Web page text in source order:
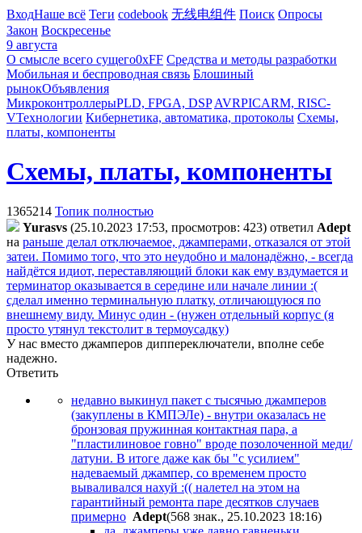
ВходНаше всё Теги codebook 无线电组件 Поиск Опросы
Закон Воскресенье
9 августа
О смысле всего сущего0xFF Средства и методы разработки
Мобильная и беспроводная связь Блошиный
рынокОбъявления
МикроконтроллерыPLD, FPGA, DSP AVRPICARM, RISC-
VТехнологии Кибернетика, автоматика, протоколы Схемы,
платы, компоненты
Схемы, платы, компоненты
1365214 Топик полностью
Yurasvs (25.10.2023 17:53, просмотров: 423) ответил Adept
на раньше делал отключаемое, джамперами, отказался от этой
затеи. Помимо того, что это неудобно и малонадёжно, - всегда
найдётся идиот, переставляющий блоки как ему вздумается и
терминатор оказывается в середине или начале линии :(
сделал именно терминальную платку, отличающуюся по
внешнему виду. Минус один - (нужен отдельный корпус (я
просто утянул текстолит в термоусадку)
У нас вместо джамперов диппереключатели, вполне себе
надежно.
Ответить
недавно выкинул пакет с тысячью джамперов
(закуплены в КМПЭЛе) - внутри оказалась не
бронзовая пружинная контактная пара, а
"пластилиновое говно" вроде позолоченной меди/
латуни. В итоге даже как бы "с усилием"
надеваемый джампер, со временем просто
вываливался нахуй :(( налетел на этом на
гарантийный ремонта паре десятков случаев
примерно Adept(568 знак., 25.10.2023 18:16)